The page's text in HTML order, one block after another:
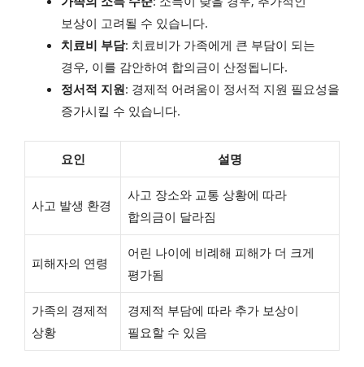
보상이 고려될 수 있습니다.
치료비 부담: 치료비가 가족에게 큰 부담이 되는
경우, 이를 감안하여 합의금이 산정됩니다.
정서적 지원: 경제적 어려움이 정서적 지원 필요성을
증가시킬 수 있습니다.
요인 설명
사고 발생 환경
사고 장소와 교통 상황에 따라
합의금이 달라짐
피해자의 연령
어린 나이에 비례해 피해가 더 크게
평가됨
가족의 경제적
상황
경제적 부담에 따라 추가 보상이
필요할 수 있음